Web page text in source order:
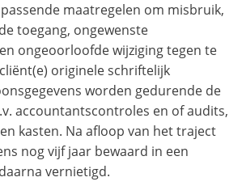
maatregelen om misbruik,
toegang, ongewenste
ongeoorloofde wijziging tegen te
originele schriftelijk
worden gedurende de
accountantscontroles en of audits,
kasten. Na afloop van het traject
nog vijf jaar bewaard in een
vernietigd.